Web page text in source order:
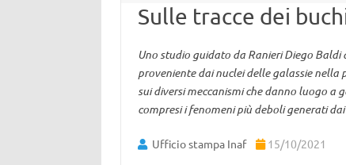
Sulle tracce dei
Uno studio guidato da Ranieri Diego Baldi
proveniente dai nuclei delle galassie nella
sui diversi meccanismi che danno luogo a
compresi i fenomeni più deboli generati
Ufficio stampa Inaf 15/10/2021